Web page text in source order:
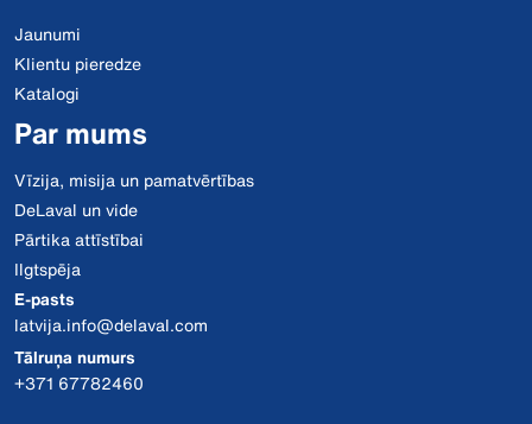
Jaunumi
Klientu pieredze
Katalogi
Par mums
Vīzija, misija un pamatvērtības
DeLaval un vide
Pārtika attīstībai
Ilgtspēja
E-pasts
latvija.info@delaval.com
Tālruņa numurs
+371 67782460